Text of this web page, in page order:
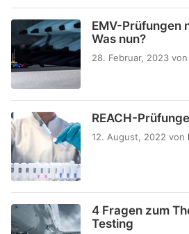
EMV-Prüfungen
Was nun?
28. Februar, 2023 von
REACH-
12. August, 2022 von
4 Fragen zum
Testing